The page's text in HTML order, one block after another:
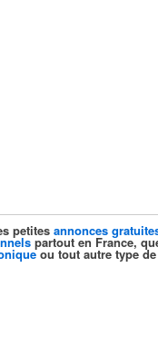
petites annonces
partout en France,
ou tout autre type de